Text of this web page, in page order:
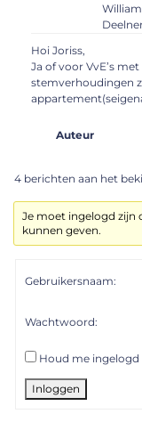
William
Hoi Joriss,
Ja of voor VvE’s
stemverhoudingen
Auteur
4 berichten aan het
Je moet ingelogd
kunnen geven.
Gebruikersnaam:
Wachtwoord:
Houd me ingelogd
Inloggen